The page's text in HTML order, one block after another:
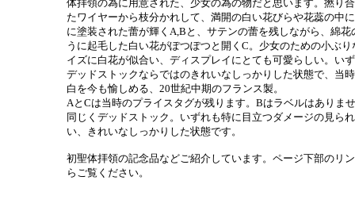
体拝領の為に用意された、少女の為の物だと思います。撚り
たワイヤーから枝分かれして、満開の白い花びらや花蕊の中
に塗装された蕾が輝くA,Bと、サテンの蕾を残しながら、綿花
うに起毛した白い花がぽつぽつと開くC。少女のための小ぶり
イズに白花が似合い、ディスプレイにとても可愛らしい。い
デッドストックならではのきれいなしっかりした状態で、当
白を今も愉しめる、20世紀中期のフランス製。
AとCは当時のプライスタグが残ります。Bはラベルはありま
同じくデッドストック。いずれも特に目立つダメージの見ら
い、きれいなしっかりした状態です。
初聖体拝領の記念品などご紹介しています。ページ下部のリ
らご覧ください。